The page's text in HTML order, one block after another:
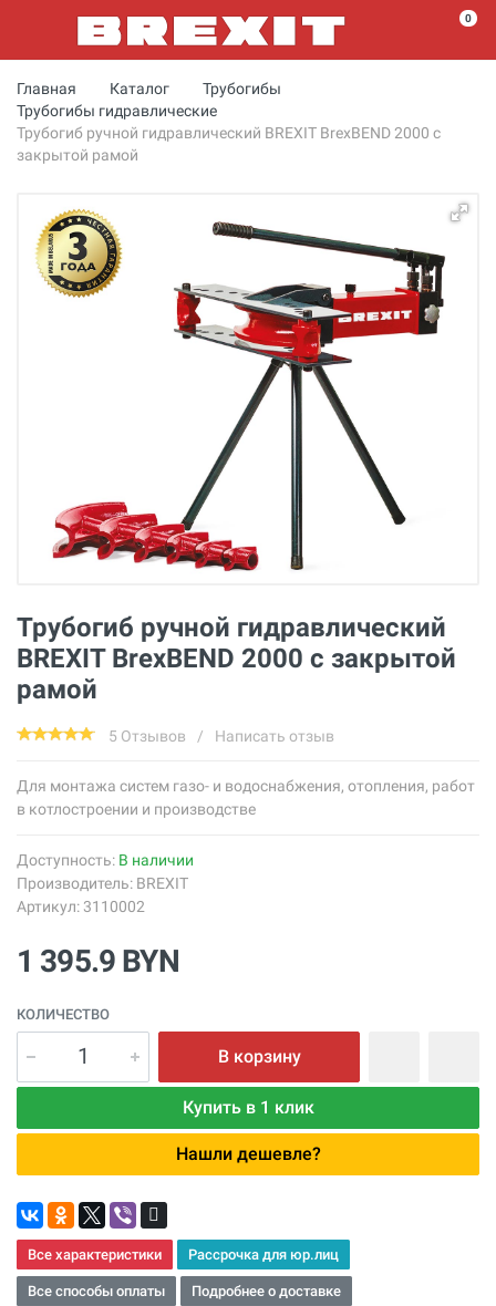
0
Главная Каталог
Трубогибы
Трубогибы гидравлические
Трубогиб ручной гидравлический BREXIT BrexBEND 2000 с
закрытой рамой
Трубогиб ручной гидравлический
BREXIT BrexBEND 2000 с закрытой
рамой
5 Отзывов / Написать отзыв
Для монтажа систем газо- и водоснабжения, отопления, работ
в котлостроении и производстве
Доступность: В наличии
Производитель: BREXIT
Артикул: 3110002
1 395.9 BYN
КОЛИЧЕСТВО
В корзину
Купить в 1 клик
Нашли дешевле?
Все характеристики Рассрочка для юр.лиц
Все способы оплаты Подробнее о доставке